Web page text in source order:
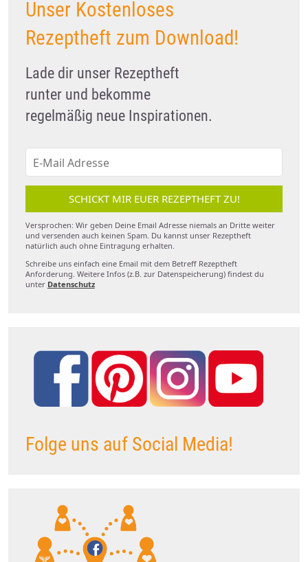
Unser Kostenloses
Rezeptheft zum Download!
Lade dir unser Rezeptheft
runter und bekomme
regelmäßig neue Inspirationen.
SCHICKT MIR EUER REZEPTHEFT ZU!
Versprochen: Wir geben Deine Email Adresse niemals an Dritte weiter
und versenden auch keinen Spam. Du kannst unser Rezeptheft
natürlich auch ohne Eintragung erhalten.
Schreibe uns einfach eine Email mit dem Betreff Rezeptheft
Anforderung. Weitere Infos (z.B. zur Datenspeicherung) findest du
unter Datenschutz
Folge uns auf Social Media!